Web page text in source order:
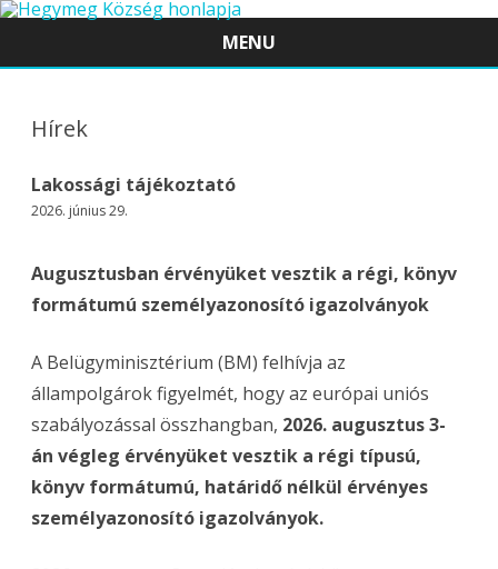
MENU
Hírek
Lakossági tájékoztató
2026. június 29.
Augusztusban érvényüket vesztik a régi, könyv
formátumú személyazonosító igazolványok
A Belügyminisztérium (BM) felhívja az
állampolgárok figyelmét, hogy az európai uniós
szabályozással összhangban, 2026. augusztus 3-
án végleg érvényüket vesztik a régi típusú,
könyv formátumú, határidő nélkül érvényes
személyazonosító igazolványok.